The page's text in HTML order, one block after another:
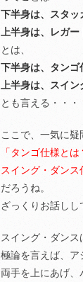
下半身は、スタッ
上半身は、レガー
とは、
下半身は、タンゴ
上半身は、スイ
とも言える・・・
ここで、一気に疑
「タンゴ仕様とは
スイング・ダンス
だろうね。
ざっくりお話しし
スイング・ダンス
極論を言えば、ア
両手を上にあげ、